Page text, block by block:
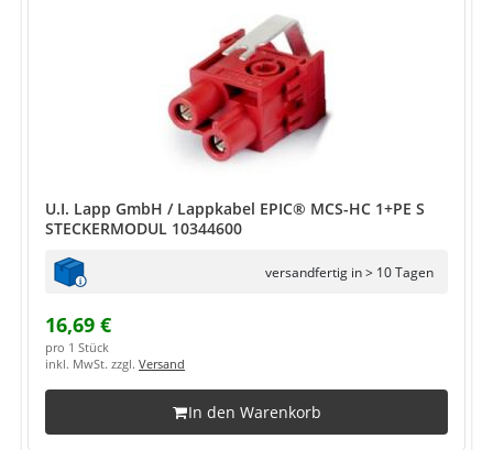
U.I. Lapp GmbH / Lappkabel EPIC® MCS-HC 1+PE S
STECKERMODUL 10344600
versandfertig in > 10 Tagen
16,69 €
pro 1 Stück
inkl. MwSt. zzgl. Versand
In den Warenkorb